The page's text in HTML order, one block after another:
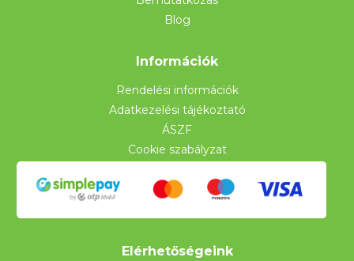
Blog
Információk
Rendelési információk
Adatkezelési tájékoztató
ÁSZF
Cookie szabályzat
Elérhetőségeink